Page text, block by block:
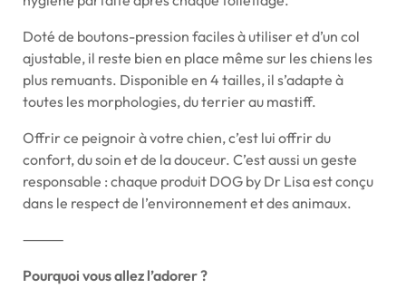
Doté de boutons-pression faciles à utiliser et d’un col
ajustable, il reste bien en place même sur les chiens les
plus remuants. Disponible en 4 tailles, il s’adapte à
toutes les morphologies, du terrier au mastiff.
Offrir ce peignoir à votre chien, c’est lui offrir du
confort, du soin et de la douceur. C’est aussi un geste
responsable : chaque produit DOG by Dr Lisa est conçu
dans le respect de l’environnement et des animaux.
⸻
Pourquoi vous allez l’adorer ?